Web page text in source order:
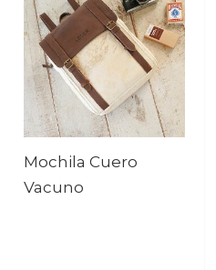
Mochila Cuero
Vacuno